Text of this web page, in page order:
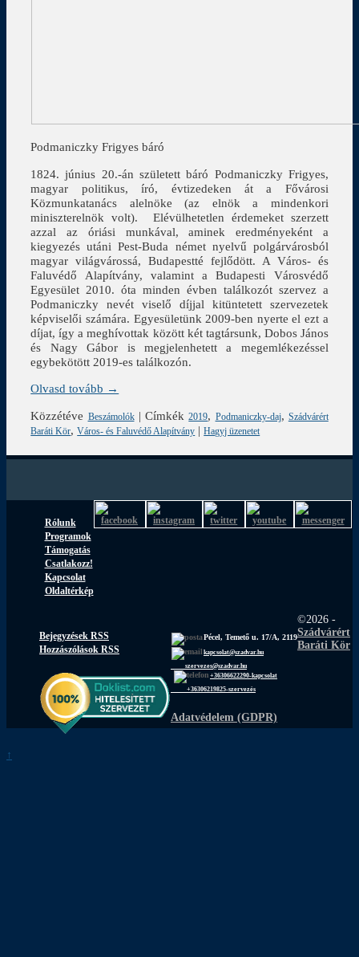
Podmaniczky Frigyes báró
1824. június 20.-án született báró Podmaniczky Frigyes,
magyar politikus, író, évtizedeken át a Fővárosi
Közmunkatanács alelnöke (az elnök a mindenkori
miniszterelnök volt). Elévülhetetlen érdemeket szerzett
azzal az óriási munkával, aminek eredményeként a
kiegyezés utáni Pest-Buda német nyelvű polgárvárosból
magyar világvárossá, Budapestté fejlődött. A Város- és
Faluvédő Alapítvány, valamint a Budapesti Városvédő
Egyesület 2010. óta minden évben találkozót szervez a
Podmaniczky nevét viselő díjjal kitüntetett szervezetek
képviselői számára. Egyesületünk 2009-ben nyerte el ezt a
díjat, így a meghívottak között két tagtársunk, Dobos János
és Nagy Gábor is megjelenhetett a megemlékezéssel
egybekötött 2019-es találkozón.
Olvasd tovább →
Közzétéve Beszámolók|Címkék 2019, Podmaniczky-daj, Szádvárért
Baráti Kör,Város- és Faluvédő Alapítvány |Hagyj üzenetet
Rólunk
Programok
Támogatás
Csatlakozz!
Kapcsolat
Oldaltérkép
Bejegyzések RSS
Hozzászólások RSS
Pécel, Temető u. 17/A, 2119
kapcsolat@szadvar.hu
szervezes@szadvar.hu
+36306622290-kapcsolat
+36306219825-szervezés
©2026 -
Szádvárért
Baráti Kör
Adatvédelem (GDPR)
↑